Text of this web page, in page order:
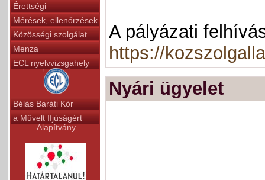
Érettségi
Mérések, ellenőrzések
Közösségi szolgálat
Menza
ECL nyelvvizsgahely
Bélás Baráti Kör
a Művelt Ifjúságért
Alapítvány
A pályázati
https://
Nyári ügyelet